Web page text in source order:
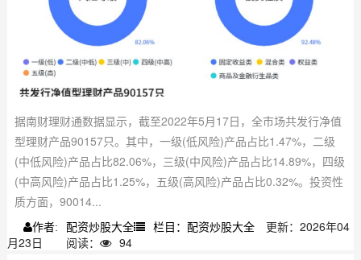
据南财理财通数据显示，截至2022年5月17日，全市场共发行净值
型理财产品90157只。其中，一级(低风险)产品占比1.47%，二级
(中低风险)产品占比82.06%，三级(中风险)产品占比14.89%，四级
(中高风险)产品占比1.25%，五级(高风险)产品占比0.32%。投资性
质方面，90014...
作者: 配资炒股大全 栏目：配资炒股大全
更新：2026年04
月23日
阅读： 94